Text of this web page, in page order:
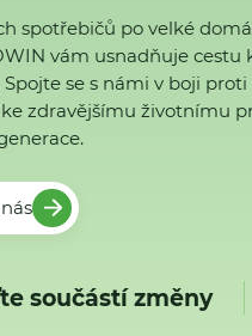
spotřebičů po velké
vám usnadňuje cestu
Spojte se s námi v boji
zdravějšímu životnímu
součástí změny